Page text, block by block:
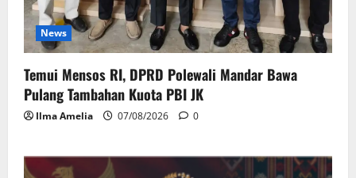
News
Temui Mensos RI, DPRD Polewali Mandar Bawa
Pulang Tambahan Kuota PBI JK
Ilma Amelia 07/08/2026 0